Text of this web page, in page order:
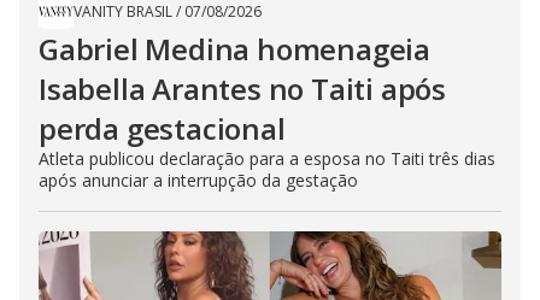
VANITY BRASIL/ 07/08/2026
Gabriel Medina homenageia
Isabella Arantes no Taiti após
perda gestacional
Atleta publicou declaração para a esposa no Taiti três dias
após anunciar a interrupção da gestação